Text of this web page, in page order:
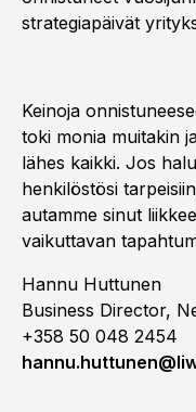
strategiapäivät
Keinoja
toki monia muitakin
lähes kaikki. Jos
henkilöstösi
autamme sinut
vaikuttavan
Hannu Huttunen
Business Director,
+358 50 048 2454